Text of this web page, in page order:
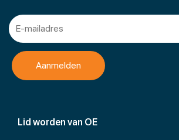
Lid worden van OE